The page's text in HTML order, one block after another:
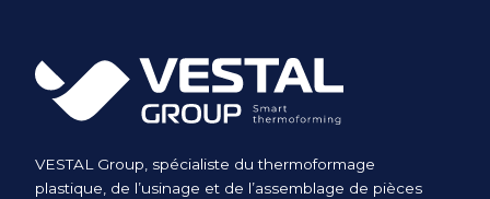
VESTAL Group, spécialiste du thermoformage
plastique, de l’usinage et de l’assemblage de pièces